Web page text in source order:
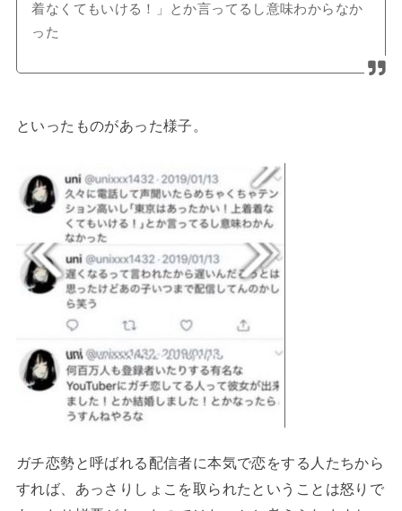
着なくてもいける！」とか言ってるし意味わからなか
った
といったものがあった様子。
ガチ恋勢と呼ばれる配信者に本気で恋をする人たちから
すれば、あっさりしょこを取られたということは怒りで